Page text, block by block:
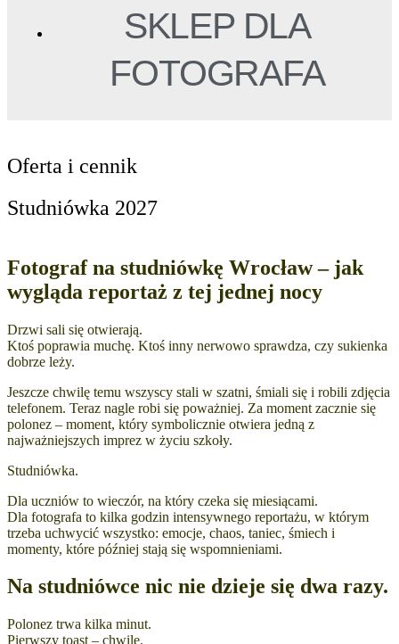
SKLEP DLA
FOTOGRAFA
Oferta i cennik
Studniówka 2027
Fotograf na studniówkę Wrocław – jak
wygląda reportaż z tej jednej nocy
Drzwi sali się otwierają.
Ktoś poprawia muchę. Ktoś inny nerwowo sprawdza, czy sukienka
dobrze leży.
Jeszcze chwilę temu wszyscy stali w szatni, śmiali się i robili zdjęcia
telefonem. Teraz nagle robi się poważniej. Za moment zacznie się
polonez – moment, który symbolicznie otwiera jedną z
najważniejszych imprez w życiu szkoły.
Studniówka.
Dla uczniów to wieczór, na który czeka się miesiącami.
Dla fotografa to kilka godzin intensywnego reportażu, w którym
trzeba uchwycić wszystko: emocje, chaos, taniec, śmiech i
momenty, które później stają się wspomnieniami.
Na studniówce nic nie dzieje się dwa razy.
Polonez trwa kilka minut.
Pierwszy toast – chwilę.